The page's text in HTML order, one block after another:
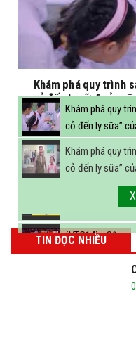
Khám phá quy trình
cỏ đến ly sữa” của
Khám phá quy
cỏ đến ly sữa”
Khám phá quy
cỏ đến ly sữa”
FBNC - Ngành
sữa vào năm
(VTC14) - Sữa
miễn thuế nhập
TIN ĐỌC NHIỀU